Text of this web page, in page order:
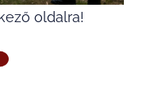
oldalra!